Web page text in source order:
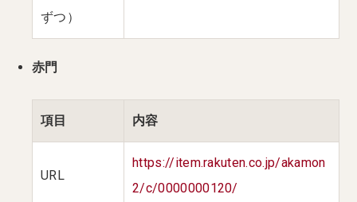
ずつ）
赤門
項目 内容
URL
https://item.rakuten.co.jp/akamon
2/c/0000000120/